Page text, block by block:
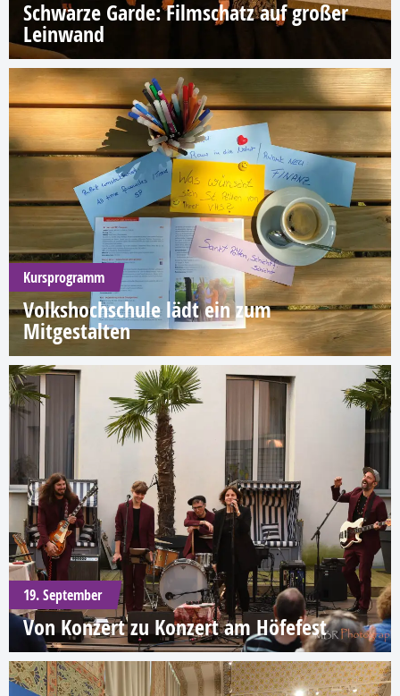
Schwarze Garde: Filmschatz auf großer
Leinwand
Kursprogramm
Volkshochschule lädt ein zum
Mitgestalten
19. September
Von Konzert zu Konzert am Höfefest